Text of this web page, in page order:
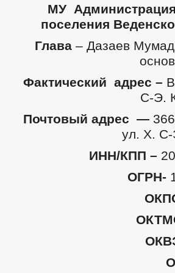
МУ Администрация
поселения
Глава – Дазаев
Фактический адрес –
С-Э.
Почтовый адрес —
ул. Х.
ИНН/КПП –
ОГРН-